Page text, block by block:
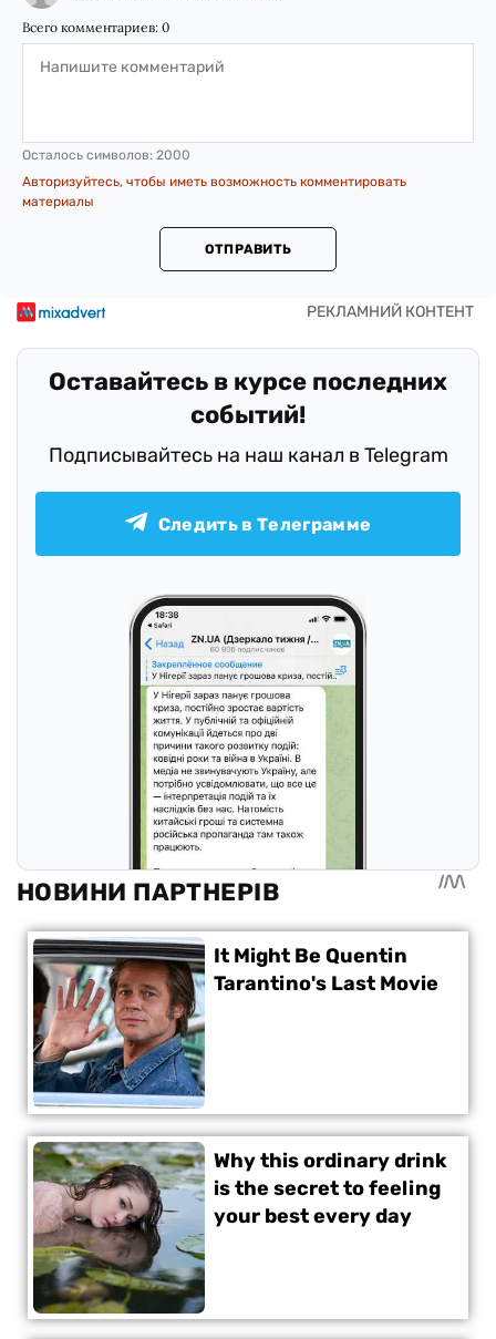
Всего комментариев: 0
Осталось символов: 2000
Авторизуйтесь, чтобы иметь возможность комментировать
материалы
ОТПРАВИТЬ
Оставайтесь в курсе последних
событий!
Подписывайтесь на наш канал в Telegram
Следить в Телеграмме